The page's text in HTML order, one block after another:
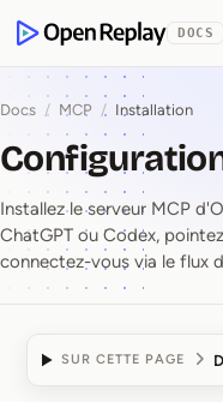
OpenReplay
DOCS
Docs / MCP / Installation
Installez le serveur MCP
ChatGPT ou Codex,
connectez-vous via le flux
SUR CETTE PAGE